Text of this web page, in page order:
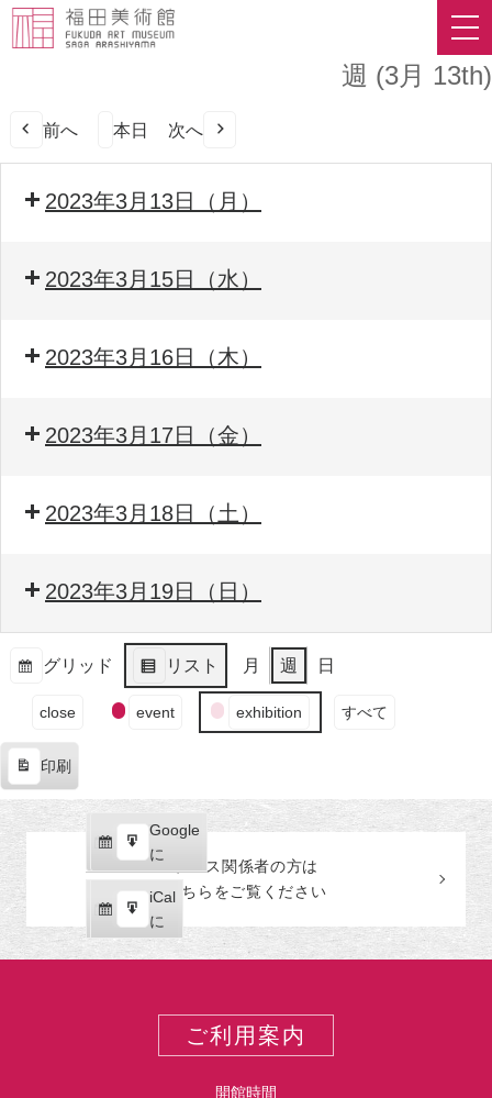
週 (3月 13th)
前へ 本日 次へ
2023年3月13日（月）
2023年3月15日（水）
2023年3月16日（木）
2023年3月17日（金）
2023年3月18日（土）
2023年3月19日（日）
グリッド
表
リスト
表
月 週 日
ン
の
カ
テ
ゴ
close event exhibition すべて
印刷
示
Google
で
購
読
iCal
で
購
読
Google
に
エ
ク
ス
ポ
iCal
に
エ
ク
プレス関係者の方は
こちらをご覧ください
ご利用案内
開館時間